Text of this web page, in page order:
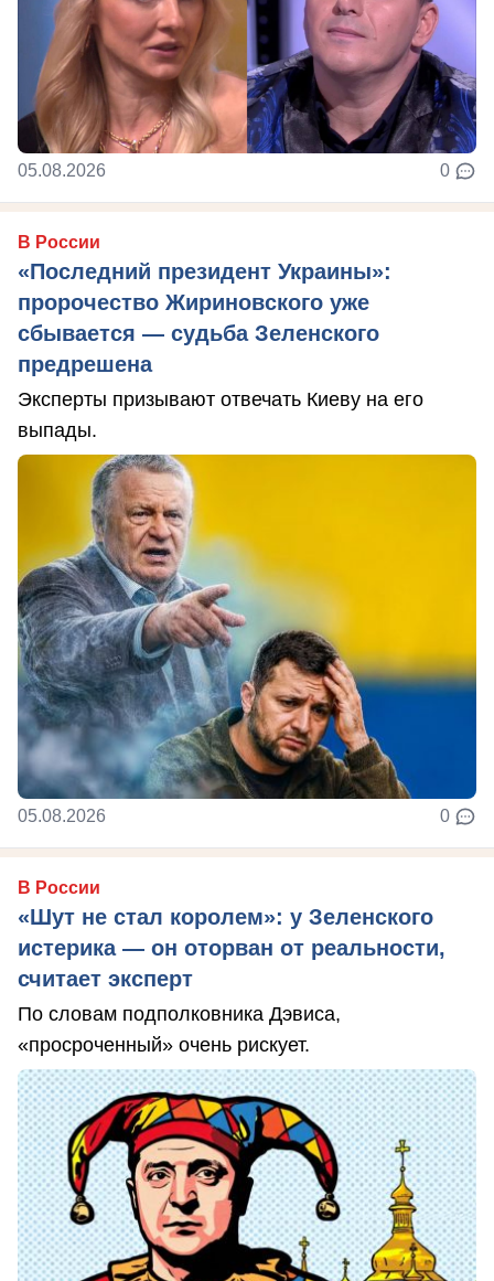
05.08.2026 0
В России
«Последний президент Украины»:
пророчество Жириновского уже
сбывается — судьба Зеленского
предрешена
Эксперты призывают отвечать Киеву на его
выпады.
05.08.2026 0
В России
«Шут не стал королем»: у Зеленского
истерика — он оторван от реальности,
считает эксперт
По словам подполковника Дэвиса,
«просроченный» очень рискует.